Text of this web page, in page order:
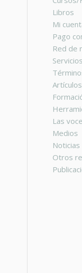
Libros
Mi
Pago
Red de
Servicios
Artículos
Las
Medios
Noticias
Otros